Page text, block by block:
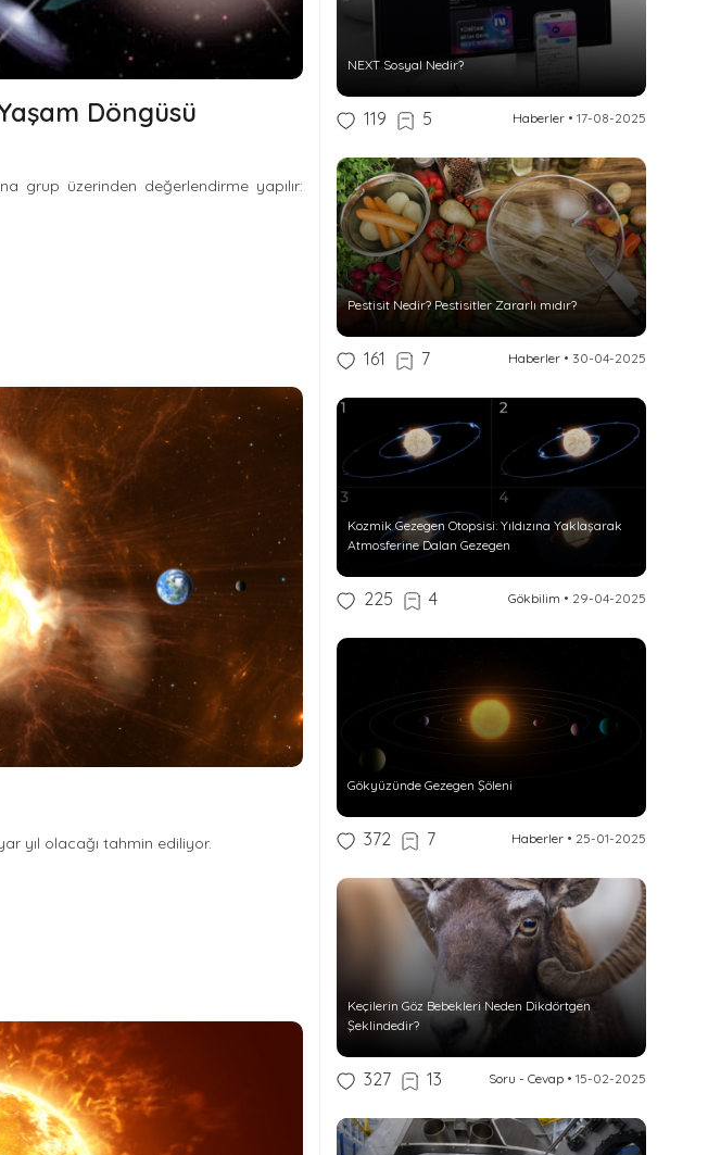
Döngüsü
grup üzerinden değerlendirme yapılır:
yıl olacağı tahmin ediliyor.
NEXT Sosyal Nedir?
119 5 Haberler• 17-08-2025
Pestisit Nedir? Pestisitler Zararlı mıdır?
161 7 Haberler• 30-04-2025
Kozmik Gezegen Otopsisi: Yıldızına Yaklaşarak
Atmosferine Dalan Gezegen
225 4 Gökbilim • 29-04-2025
Gökyüzünde Gezegen Şöleni
372 7 Haberler• 25-01-2025
Keçilerin Göz Bebekleri Neden Dikdörtgen
Şeklindedir?
327 13 Soru - Cevap• 15-02-2025